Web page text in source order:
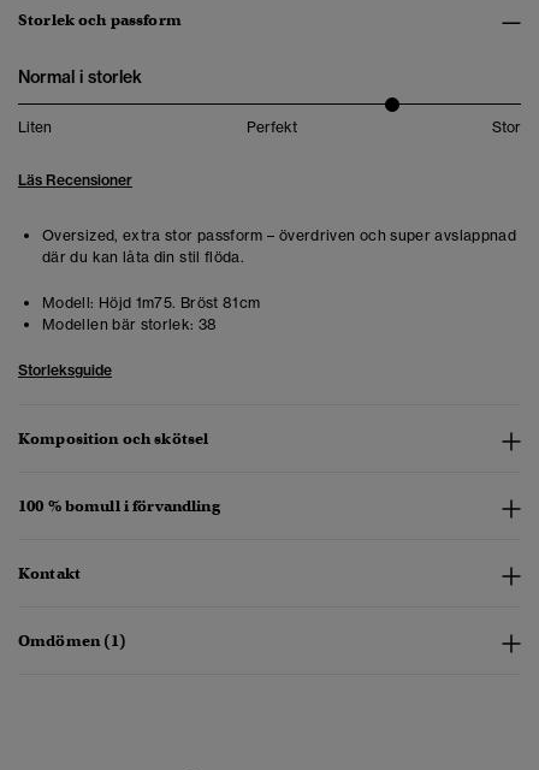
Storlek och passform
Normal i storlek
Liten Perfekt Stor
Läs Recensioner
Oversized, extra stor passform – överdriven och super avslappnad
där du kan låta din stil flöda.
Modell: Höjd 1m75. Bröst 81cm
Modellen bär storlek: 38
Storleksguide
Komposition och skötsel
100 % bomull i förvandling
Kontakt
Omdömen (1)